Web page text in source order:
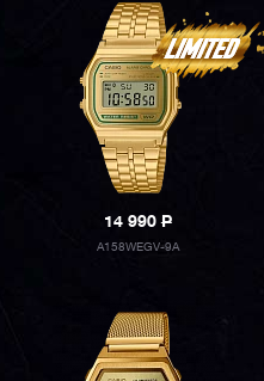
14 990P
A158WEGV-9A